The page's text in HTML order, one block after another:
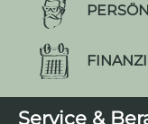
Service &